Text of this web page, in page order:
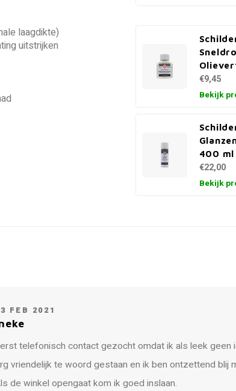
laagdikte)
uitstrijken
€9,45
Bekijk
400 ml
€22,00
Bekijk
FEB 2021
telefonisch contact gezocht omdat ik als leek geen
vriendelijk te woord gestaan en ik ben ontzettend blij
de winkel opengaat kom ik goed inslaan.